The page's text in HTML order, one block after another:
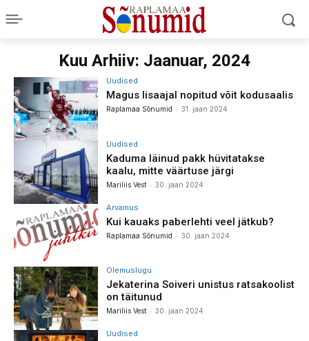
Kuu Arhiiv: Jaanuar, 2024
Uudised
Magus lisaajal nopitud võit kodusaalis
Raplamaa Sõnumid - 31. jaan 2024
Uudised
Kaduma läinud pakk hüvitatakse
kaalu, mitte väärtuse järgi
Mariliis Vest - 30. jaan 2024
Arvamus
Kui kauaks paberlehti veel jätkub?
Raplamaa Sõnumid - 30. jaan 2024
Olemuslugu
Jekaterina Soiveri unistus ratsakoolist
on täitunud
Mariliis Vest - 30. jaan 2024
Uudised